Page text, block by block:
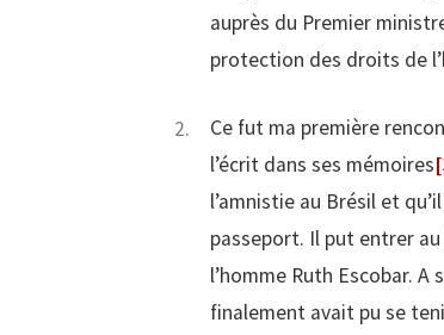
auprès du Premier
protection des droits de
Ce fut ma première
l’écrit dans ses mémoires
l’amnistie au Brésil et
passeport. Il put entrer
l’homme Ruth Escobar.
finalement avait pu se